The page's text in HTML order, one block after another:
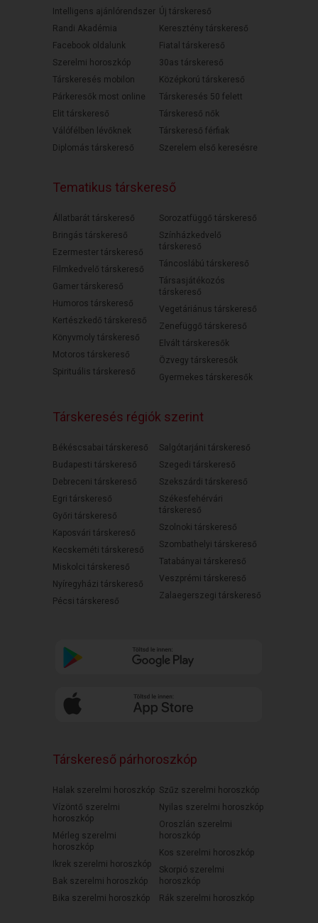
Intelligens ajánlórendszer
Randi Akadémia
Facebook oldalunk
Szerelmi horoszkóp
Társkeresés mobilon
Párkeresők most online
Elit társkereső
Válófélben lévőknek
Diplomás társkereső
Új társkereső
Keresztény társkereső
Fiatal társkereső
30as társkereső
Középkorú társkereső
Társkeresés 50 felett
Társkereső nők
Társkereső férfiak
Szerelem első keresésre
Tematikus társkereső
Állatbarát társkereső
Bringás társkereső
Ezermester társkereső
Filmkedvelő társkereső
Gamer társkereső
Humoros társkereső
Kertészkedő társkereső
Könyvmoly társkereső
Motoros társkereső
Spirituális társkereső
Sorozatfüggő társkereső
Színházkedvelő
társkereső
Táncoslábú társkereső
Társasjátékozós
társkereső
Vegetáriánus társkereső
Zenefüggő társkereső
Elvált társkeresők
Özvegy társkeresők
Gyermekes társkeresők
Társkeresés régiók szerint
Békéscsabai társkereső
Budapesti társkereső
Debreceni társkereső
Egri társkereső
Győri társkereső
Kaposvári társkereső
Kecskeméti társkereső
Miskolci társkereső
Nyíregyházi társkereső
Pécsi társkereső
Salgótarjáni társkereső
Szegedi társkereső
Szekszárdi társkereső
Székesfehérvári
társkereső
Szolnoki társkereső
Szombathelyi társkereső
Tatabányai társkereső
Veszprémi társkereső
Zalaegerszegi társkereső
Társkereső párhoroszkóp
Halak szerelmi horoszkóp
Vízöntő szerelmi
horoszkóp
Mérleg szerelmi
horoszkóp
Ikrek szerelmi horoszkóp
Bak szerelmi horoszkóp
Bika szerelmi horoszkóp
Szűz szerelmi horoszkóp
Nyilas szerelmi horoszkóp
Oroszlán szerelmi
horoszkóp
Kos szerelmi horoszkóp
Skorpió szerelmi
horoszkóp
Rák szerelmi horoszkóp